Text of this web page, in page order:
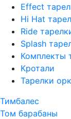
Effect
Hi Hat
Ride
Splash
Комплекты
Кротали
Тарелки
Тимбалес
Том барабаны